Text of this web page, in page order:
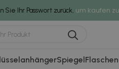
Sie Ihr Passwort zurück, um kaufen
Spiegel